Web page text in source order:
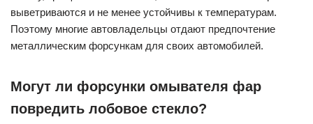
выветриваются и не менее устойчивы к температурам.
Поэтому многие автовладельцы отдают предпочтение
металлическим форсункам для своих автомобилей.
Могут ли форсунки омывателя фар
повредить лобовое стекло?